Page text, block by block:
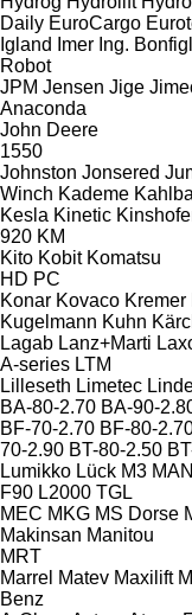
Daily EuroCargo
Igland
Imer Ing.
Robot
JPM Jensen Jige
Anaconda
John Deere
1550
Johnston Jonsered
Winch Kademe
Kesla Kinetic
920 KM
Kito Kobit Komatsu
HD PC
Konar Kovaco Kremer
Kugelmann Kuhn
Lagab Lanz+Marti
A-series LTM
Lilleseth Limetec
BA-80-2.70 BA-90-
BF-70-2.70 BF-80-
70-2.90 BT-80-2.50
Lumikko Lück M3 MAN
F90 L2000 TGL
MEC MKG MS Dorse
Makinsan Manitou
MRT
Marrel Matev Maxilift
Benz